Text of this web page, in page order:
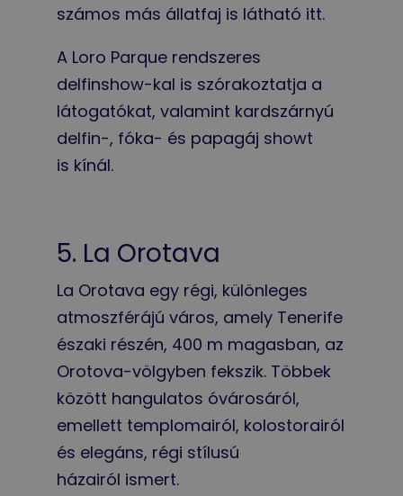
számos más állatfaj is látható itt.
A Loro Parque rendszeres
delfinshow-kal is szórakoztatja a
látogatókat, valamint kardszárnyú
delfin-, fóka- és papagáj showt
is kínál.
5. La Orotava
La Orotava egy régi, különleges
atmoszférájú város, amely Tenerife
északi részén, 400 m magasban, az
Orotova-völgyben fekszik. Többek
között hangulatos óvárosáról,
emellett templomairól, kolostorairól
és elegáns, régi stílusú
házairól ismert.